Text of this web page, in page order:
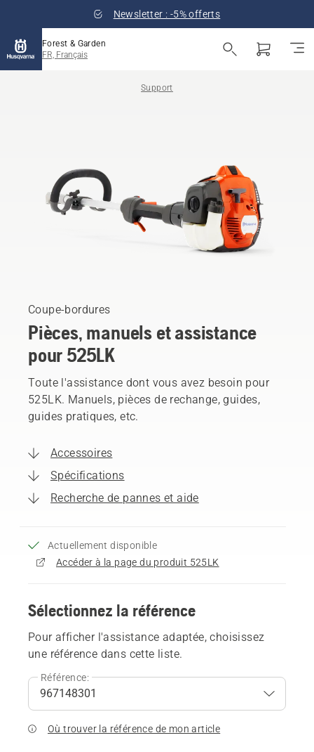
Newsletter : -5% offerts
Forest & Garden
FR, Français
Support
Coupe-bordures
Pièces, manuels et assistance
pour 525LK
Toute l'assistance dont vous avez besoin pour
525LK. Manuels, pièces de rechange, guides,
guides pratiques, etc.
Accessoires
Spécifications
Recherche de pannes et aide
Actuellement disponible
Accéder à la page du produit 525LK
Sélectionnez la référence
Pour afficher l'assistance adaptée, choisissez
une référence dans cette liste.
Référence:
Où trouver la référence de mon article